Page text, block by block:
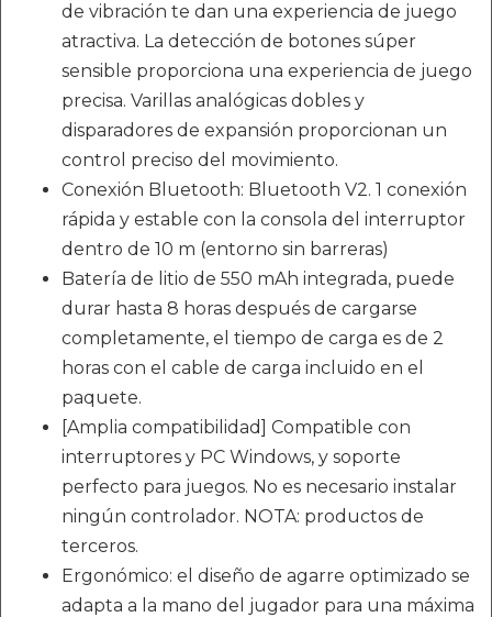
de vibración te dan una experiencia de juego
atractiva. La detección de botones súper
sensible proporciona una experiencia de juego
precisa. Varillas analógicas dobles y
disparadores de expansión proporcionan un
control preciso del movimiento.
Conexión Bluetooth: Bluetooth V2. 1 conexión
rápida y estable con la consola del interruptor
dentro de 10 m (entorno sin barreras)
Batería de litio de 550 mAh integrada, puede
durar hasta 8 horas después de cargarse
completamente, el tiempo de carga es de 2
horas con el cable de carga incluido en el
paquete.
[Amplia compatibilidad] Compatible con
interruptores y PC Windows, y soporte
perfecto para juegos. No es necesario instalar
ningún controlador. NOTA: productos de
terceros.
Ergonómico: el diseño de agarre optimizado se
adapta a la mano del jugador para una máxima